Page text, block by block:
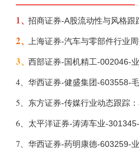
1、
2、
3、
4、
5、
6、
7、